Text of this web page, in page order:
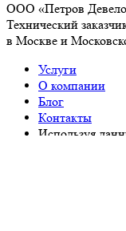
ООО «Петров
Технический
в Москве и
Услуги
О компании
Блог
Контакты
Используя